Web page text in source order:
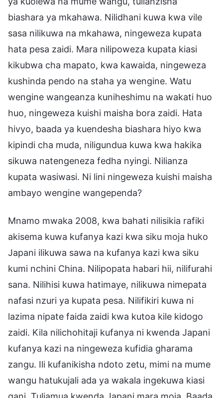
biashara ya mkahawa. Nilidhani kuwa kwa vile
sasa nilikuwa na mkahawa, ningeweza kupata
hata pesa zaidi. Mara nilipoweza kupata kiasi
kikubwa cha mapato, kwa kawaida, ningeweza
kushinda pendo na staha ya wengine. Watu
wengine wangeanza kuniheshimu na wakati huo
huo, ningeweza kuishi maisha bora zaidi. Hata
hivyo, baada ya kuendesha biashara hiyo kwa
kipindi cha muda, niligundua kuwa kwa hakika
sikuwa natengeneza fedha nyingi. Nilianza
kupata wasiwasi. Ni lini ningeweza kuishi maisha
ambayo wengine wangependa?
Mnamo mwaka 2008, kwa bahati nilisikia rafiki
akisema kuwa kufanya kazi kwa siku moja huko
Japani ilikuwa sawa na kufanya kazi kwa siku
kumi nchini China. Nilipopata habari hii, nilifurahi
sana. Nilihisi kuwa hatimaye, nilikuwa nimepata
nafasi nzuri ya kupata pesa. Nilifikiri kuwa ni
lazima nipate faida zaidi kwa kutoa kile kidogo
zaidi. Kila nilichohitaji kufanya ni kwenda Japani
kufanya kazi na ningeweza kufidia gharama
zangu. Ili kufanikisha ndoto zetu, mimi na mume
wangu hatukujali ada ya wakala ingekuwa kiasi